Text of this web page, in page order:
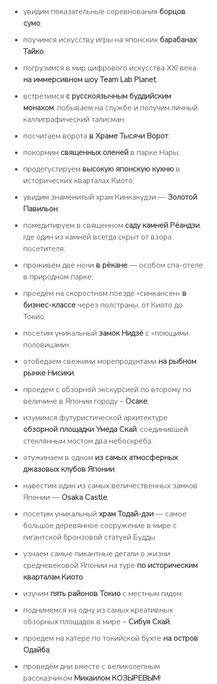
увидим показательные соревнования борцов
сумо;
поучимся искусству игры на японских барабанах
Тайко;
погрузимся в мир цифрового искусства XXI века
на иммерсивном шоу Team Lab Planet;
встретимся с русскоязычным буддийским
монахом, побываем на службе и получим личный
каллиграфический талисман;
посчитаем ворота в Храме Тысячи Ворот;
покормим священных оленей в парке Нары;
продегустируем высокую японскую кухню в
исторических кварталах Киото;
увидим знаменитый храм Кинкакудзи — Золотой
Павильон;
помедитируем в священном саду камней Рёандзи,
где один из камней всегда скрыт от взора
посетителя;
проживём две ночи в рёкане— особом спа-отеле
в природном парке;
проедем на скоростном поезде «синкансен» в
бизнес-классе через полстраны, от Киото до
Токио;
посетим уникальный замок Нидзё с «поющими
половицами»;
отобедаем свежими морепродуктами на рыбном
рынке Нисики;
проедем с обзорной экскурcией по второму по
величине в Японии городу – Осаке;
изумимся футуристической архитектуре
обзорной площадки Умеда Скай, соединившей
стеклянным мостом два небоскрёба;
отужинаем в одном из самых атмосферных
джазовых клубов Японии;
навестим один из самых величественных замков
Японии — Osaka Castle;
посетим уникальный храм Тодай-дзи— самое
большое деревянное сооружение в мире с
гигантской бронзовой статуей Будды;
узнаем самые пикантные детали о жизни
средневековой Японии на туре по историческим
кварталам Киото;
изучим пять районов Токио с местным гидом;
поднимемся на одну из самых креативных
обзорных площадок в мире – Сибуя Скай;
проедем на катере по токийской бухте на остров
Одайба;
проведём дни вместе с великолепным
рассказчиком Михаилом КОЗЫРЕВЫМ!